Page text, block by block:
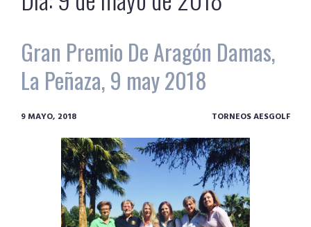
Gran Premio De Aragón Damas,
La Peñaza, 9 may 2018
9 MAYO, 2018 TORNEOS AESGOLF